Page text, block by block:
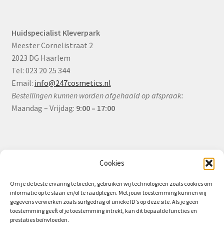
Cookies
Om je de beste ervaring te bieden, gebruiken wij technologieën zoals cookies om
informatie op te slaan en/of te raadplegen. Met jouw toestemming kunnen wij
gegevens verwerken zoals surfgedrag of unieke ID’s op deze site. Als je geen
toestemming geeft of je toestemming intrekt, kan dit bepaalde functies en
prestaties beïnvloeden.
Huidspecialist Kleverpark
Meester Cornelistraat 2
2023 DG Haarlem
Tel: 023 20 25 344
Email: info@247cosmetics.nl
Bestellingen kunnen worden afgehaald op afspraak:
Maandag – Vrijdag: 9:00 – 17:00
Algemene Voorwaarden (B2B)
Privacy & Cookiebeleid